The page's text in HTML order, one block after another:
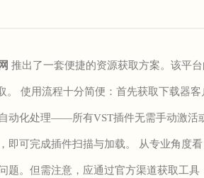
推出了一套便捷的资源获取方案。该平
。 使用流程十分简便：首先获取下载器
动化处理——所有VST插件无需手动激活
即可完成插件扫描与加载。 从专业角度
题。但需注意，应通过官方渠道获取工具